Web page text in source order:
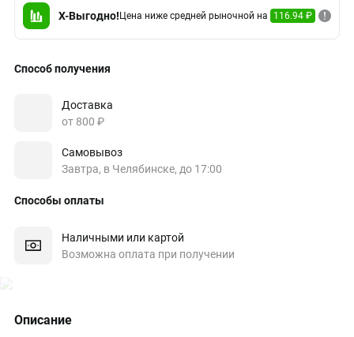
X-Выгодно! Цена ниже средней рыночной на 116.94 ₽
Способ получения
Доставка
от 800 ₽
Самовывоз
Завтра, в Челябинске, до 17:00
Способы оплаты
Наличными или картой
Возможна оплата при получении
Описание